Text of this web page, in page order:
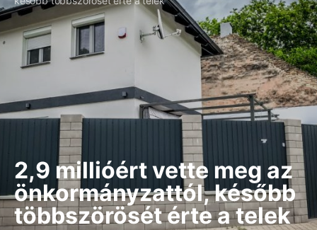
2,9 millióért vette meg az
önkormányzattól, később
többszörösét érte a telek